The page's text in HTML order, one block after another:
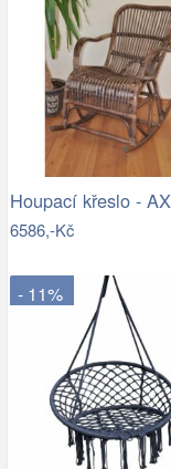
Houpací křeslo - AX
6586,-Kč
- 11%